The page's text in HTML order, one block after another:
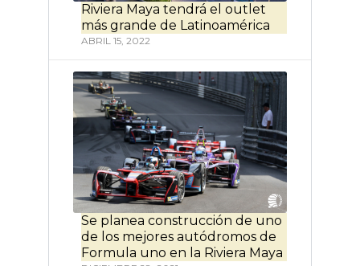
Riviera Maya tendrá el outlet
más grande de Latinoamérica
ABRIL 15, 2022
Se planea construcción de uno
de los mejores autódromos de
Formula uno en la Riviera Maya